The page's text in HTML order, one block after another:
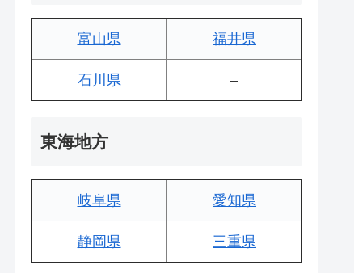
富山県 福井県
石川県 –
東海地方
岐阜県 愛知県
静岡県 三重県